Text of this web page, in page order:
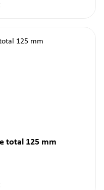
total 125 mm